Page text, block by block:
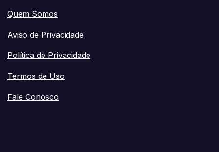
Quem Somos
Aviso de Privacidade
Política de Privacidade
Termos de Uso
Fale Conosco